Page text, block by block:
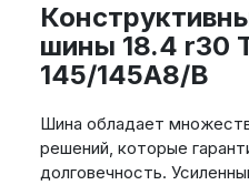
шины 18.4 r30
145/145A8/B
Шина обладает
решений, которые
долговечность.